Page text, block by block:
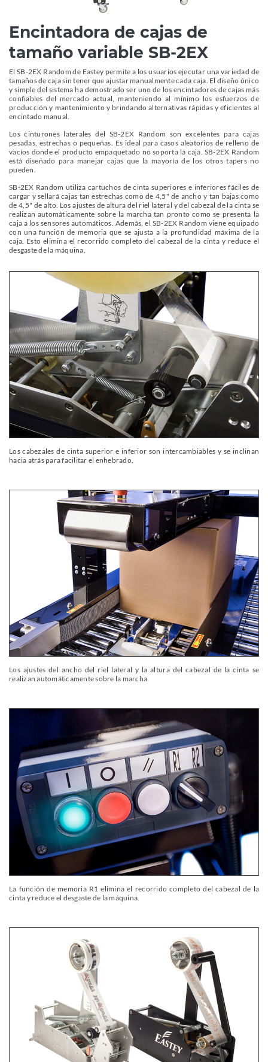
Encintadora de cajas de
tamaño variable SB-2EX
El SB-2EX Random de Eastey permite a los usuarios ejecutar una variedad de
tamaños de caja sin tener que ajustar manualmente cada caja. El diseño único
y simple del sistema ha demostrado ser uno de los encintadores de cajas más
confiables del mercado actual, manteniendo al mínimo los esfuerzos de
producción y mantenimiento y brindando alternativas rápidas y eficientes al
encintado manual.
Los cinturones laterales del SB-2EX Random son excelentes para cajas
pesadas, estrechas o pequeñas. Es ideal para casos aleatorios de relleno de
vacíos donde el producto empaquetado no soporta la caja. SB-2EX Random
está diseñado para manejar cajas que la mayoría de los otros tapers no
pueden.
SB-2EX Random utiliza cartuchos de cinta superiores e inferiores fáciles de
cargar y sellará cajas tan estrechas como de 4,5" de ancho y tan bajas como
de 4,5" de alto. Los ajustes de altura del riel lateral y del cabezal de la cinta se
realizan automáticamente sobre la marcha tan pronto como se presenta la
caja a los sensores automáticos. Además, el SB-2EX Random viene equipado
con una función de memoria que se ajusta a la profundidad máxima de la
caja. Esto elimina el recorrido completo del cabezal de la cinta y reduce el
desgaste de la máquina.
Los cabezales de cinta superior e inferior son intercambiables y se inclinan
hacia atrás para facilitar el enhebrado.
Los ajustes del ancho del riel lateral y la altura del cabezal de la cinta se
realizan automáticamente sobre la marcha.
La función de memoria R1 elimina el recorrido completo del cabezal de la
cinta y reduce el desgaste de la máquina.